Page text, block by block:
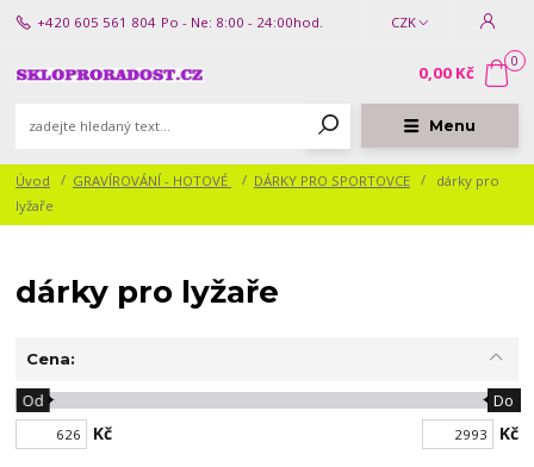
Menu
CZK
+420 605 561 804 Po - Ne: 8:00 - 24:00hod.
0
0,00 Kč
Úvod GRAVÍROVÁNÍ - HOTOVÉ DÁRKY PRO SPORTOVCE
dárky pro
lyžaře
dárky pro lyžaře
Cena:
Kč
Od Do
Kč